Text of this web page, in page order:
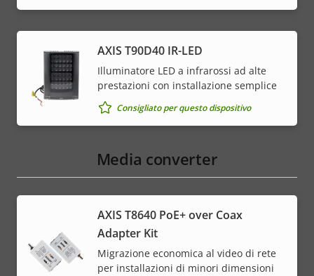
AXIS T90D40 IR-LED
Illuminatore LED a infrarossi ad alte
prestazioni con installazione semplice
Consigliato per questo dispositivo
Media converter
AXIS T8640 PoE+ over Coax
Adapter Kit
Migrazione economica al video di rete
per installazioni di minori dimensioni